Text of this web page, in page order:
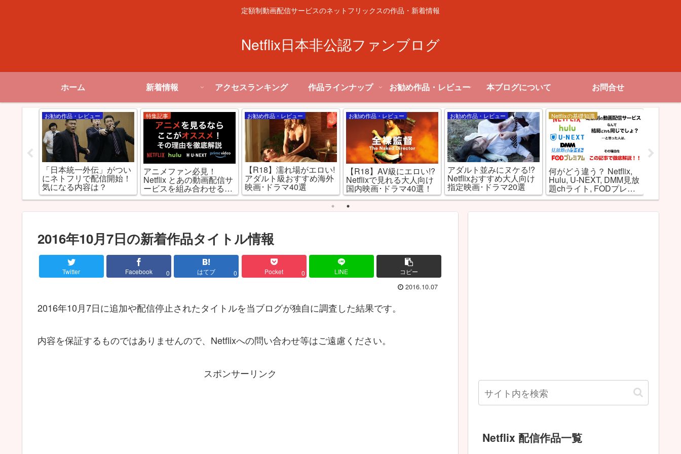
定額制動画配信サービスのネットフリックスの作品・新着情報
Netflix日本非公認ファンブログ
ホーム 新着情報 アクセスランキング 作品ラインナップ お勧め作品・レビュー 本ブログについて お問合せ
お勧め作品・レビュー
「日本統一外伝」がつい
にネトフリで配信開始！
気になる内容は？
特集記事
アニメファン必見！
Netflix とあの動画配信サ
ービスを組み合わせると
最強だった件
お勧め作品・レビュー
【R18】濡れ場がエロい!
アダルト級おすすめ海外
映画･ドラマ40選
お勧め作品・レビュー
【R18】AV級にエロい!?
Netflixで見れる大人向け
国内映画･ドラマ40選！
お勧め作品・レビュー
アダルト並みにヌケる!?
Netflixおすすめ大人向け
指定映画･ドラマ20選
Netflixの基礎知識
何がどう違う？ Netflix,
Hulu, U-NEXT, DMM見放
題chライト, FODプレミ
アムを徹底比較！ 強な理
2016年10月7日の新着作品タイトル情報
Twitter Facebook 0 はてブ 0 Pocket 0 LINE コピー
2016.10.07
2016年10月7日に追加や配信停止されたタイトルを当ブログが独自に調査した結果です。
内容を保証するものではありませんので、Netflixへの問い合わせ等はご遠慮ください。
スポンサーリンク
Netflix 配信作品一覧